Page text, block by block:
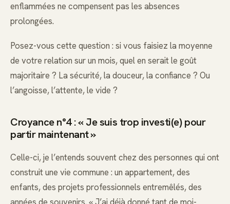
enflammées ne compensent pas les absences
prolongées.
Posez-vous cette question : si vous faisiez la moyenne
de votre relation sur un mois, quel en serait le goût
majoritaire ? La sécurité, la douceur, la confiance ? Ou
l’angoisse, l’attente, le vide ?
Croyance n°4 : « Je suis trop investi(e) pour
partir maintenant »
Celle-ci, je l’entends souvent chez des personnes qui ont
construit une vie commune : un appartement, des
enfants, des projets professionnels entremêlés, des